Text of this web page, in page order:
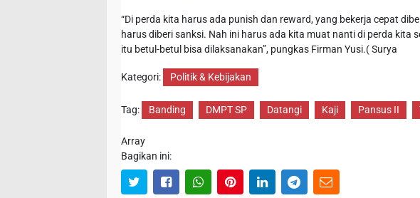
“Di perda kita harus ada punish dan reward, yang bekerja cepat
harus diberi sanksi. Nah ini harus ada kita muat nanti di perda kita
itu betul-betul bisa dilaksanakan”, pungkas Firman Yusi.( Surya
Kategori: Politik & Kebijakan
Tag: Banding DMPT SP Datangi Kaji Pansus II
Array
Bagikan ini: